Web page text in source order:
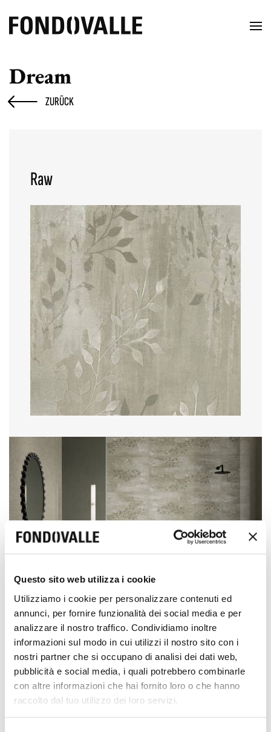
Questo sito web utilizza i cookie
Utilizziamo i cookie per personalizzare contenuti ed
annunci, per fornire funzionalità dei social media e per
analizzare il nostro traffico. Condividiamo inoltre
informazioni sul modo in cui utilizzi il nostro sito con i
nostri partner che si occupano di analisi dei dati web,
pubblicità e social media, i quali potrebbero combinarle
con altre informazioni che hai fornito loro o che hanno
raccolto dal tuo utilizzo dei loro servizi.
ZURÜCK
Dream
Raw
Natural
6 mm / 0.24"